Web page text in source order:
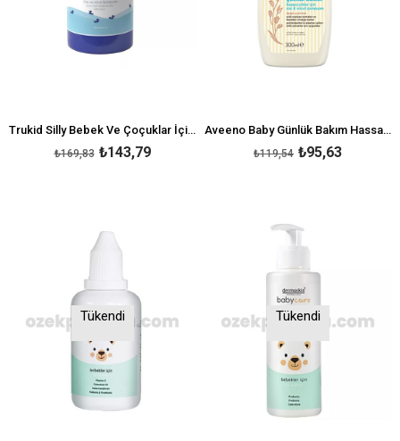
Trukid Silly Bebek Ve Çoçuklar İçin Doğal Saç Şampuanı 236mL
₺143,79
₺169,83
Aveeno Baby Günlük Bakım Hassas Ciltler için Saç ve Vücut Şampuanı 300ml
₺95,63
₺119,54
Tükendi Tükendi